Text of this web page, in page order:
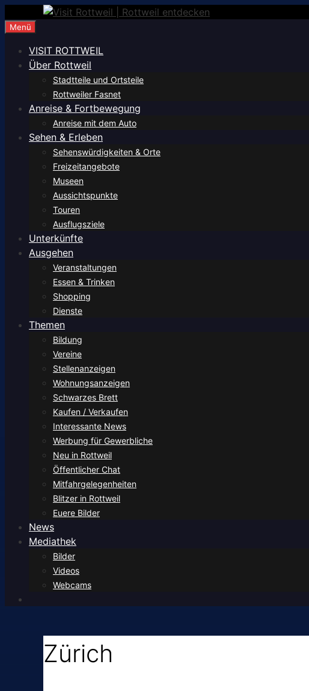
Inhalt
Menü
VISIT ROTTWEIL
Über Rottweil
Stadtteile und Ortsteile
Rottweiler Fasnet
Anreise & Fortbewegung
Anreise mit dem Auto
Sehen & Erleben
Sehenswürdigkeiten & Orte
Freizeitangebote
Museen
Aussichtspunkte
Touren
Ausflugsziele
Unterkünfte
Ausgehen
Veranstaltungen
Essen & Trinken
Shopping
Dienste
Themen
Bildung
Vereine
Stellenanzeigen
Wohnungsanzeigen
Schwarzes Brett
Kaufen / Verkaufen
Interessante News
Werbung für Gewerbliche
Neu in Rottweil
Öffentlicher Chat
Mitfahrgelegenheiten
Blitzer in Rottweil
Euere Bilder
News
Mediathek
Bilder
Videos
Webcams
Zürich